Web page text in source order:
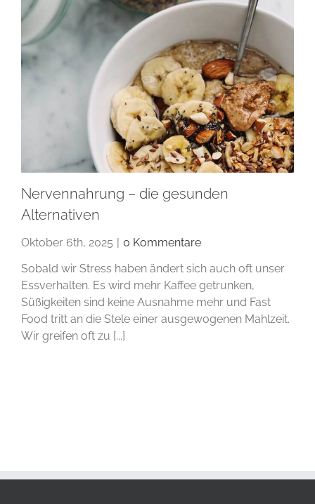
Nervennahrung – die gesunden
Alternativen
Oktober 6th, 2025
0 Kommentare
Sobald wir Stress haben ändert sich auch oft unser
Essverhalten. Es wird mehr Kaffee getrunken,
Süßigkeiten sind keine Ausnahme mehr und Fast
Food tritt an die Stele einer ausgewogenen Mahlzeit.
Wir greifen oft zu [...]